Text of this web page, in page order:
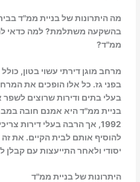
מה היתרונות של בניית ממ"ד
בהשקעה משתלמת? למה כדאי
ממ"ד?
מרחב מוגן דירתי עשוי בטון,
בפני גז. כל אלו הופכים את
בעלי בתים ודירות שרוצים
בניית ממ"ד היא אמנם חובה
1992, אך הרבה בעלי דירות
להוסיף אותם לבית הקיים. את
יסודי ולאחר התייעצות עם קבלן
היתרונות של בניית ממ"ד